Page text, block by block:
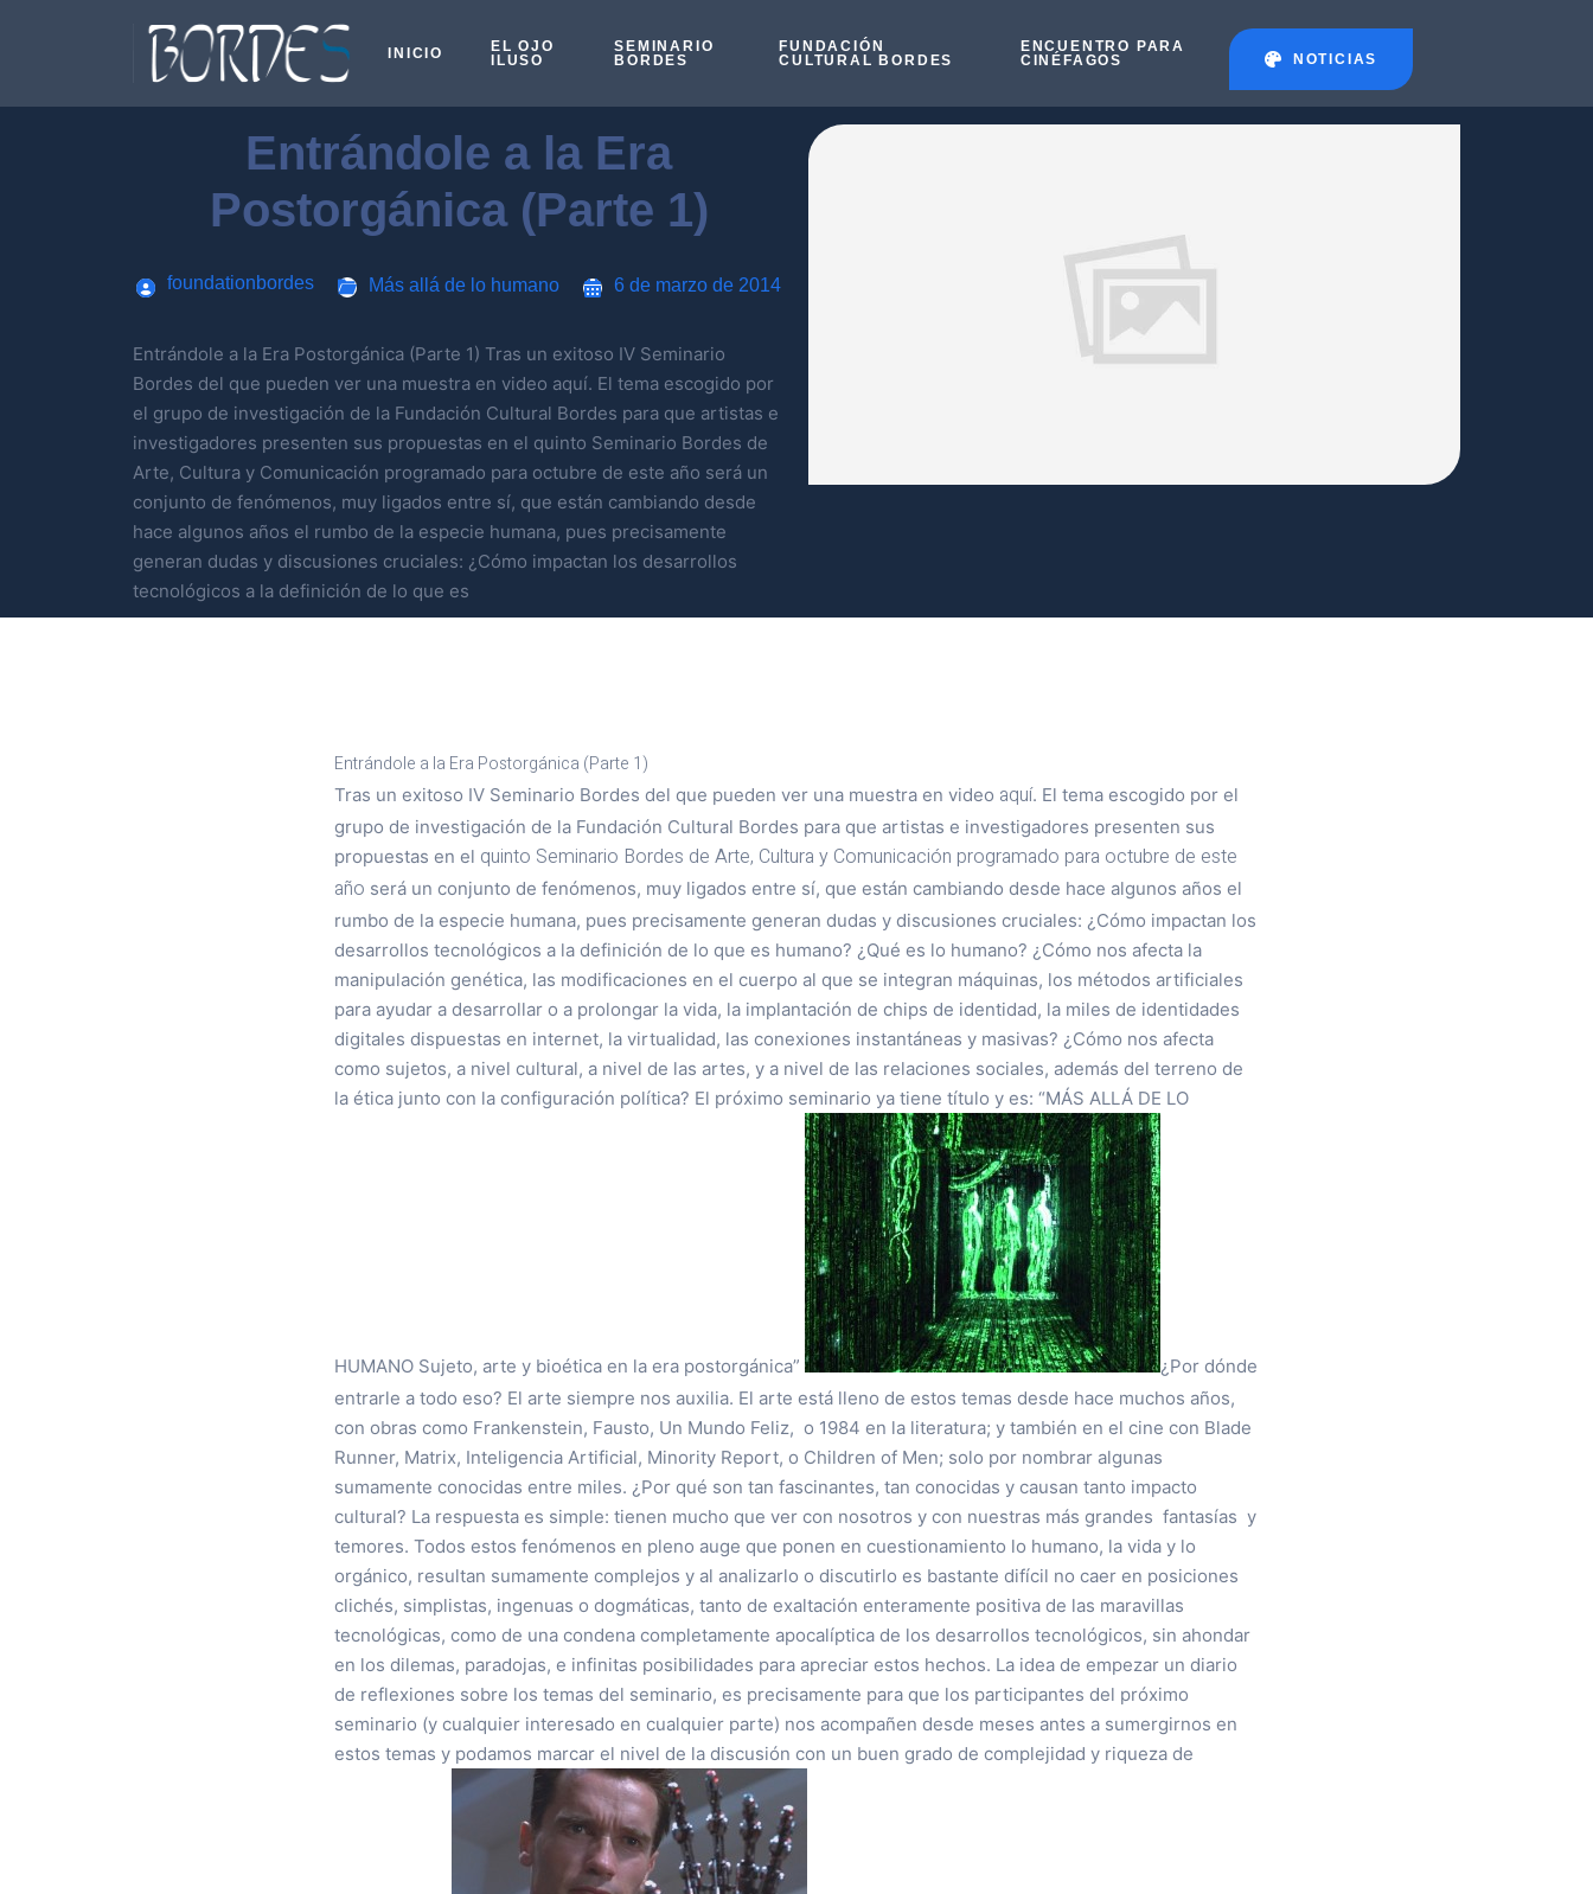
INICIO
EL OJO
ILUSO
SEMINARIO
BORDES
FUNDACIÓN
CULTURAL BORDES
ENCUENTRO PARA
CINÉFAGOS
NOTICIAS
Entrándole a la Era
Postorgánica (Parte 1)
foundationbordes Más allá de lo humano 6 de marzo de 2014
Entrándole a la Era Postorgánica (Parte 1) Tras un exitoso IV Seminario
Bordes del que pueden ver una muestra en video aquí. El tema escogido por
el grupo de investigación de la Fundación Cultural Bordes para que artistas e
investigadores presenten sus propuestas en el quinto Seminario Bordes de
Arte, Cultura y Comunicación programado para octubre de este año será un
conjunto de fenómenos, muy ligados entre sí, que están cambiando desde
hace algunos años el rumbo de la especie humana, pues precisamente
generan dudas y discusiones cruciales: ¿Cómo impactan los desarrollos
tecnológicos a la definición de lo que es
Entrándole a la Era Postorgánica (Parte 1)
Tras un exitoso IV Seminario Bordes del que pueden ver una muestra en video aquí. El tema escogido por el
grupo de investigación de la Fundación Cultural Bordes para que artistas e investigadores presenten sus
propuestas en el quinto Seminario Bordes de Arte, Cultura y Comunicación programado para octubre de este
año será un conjunto de fenómenos, muy ligados entre sí, que están cambiando desde hace algunos años el
rumbo de la especie humana, pues precisamente generan dudas y discusiones cruciales: ¿Cómo impactan los
desarrollos tecnológicos a la definición de lo que es humano? ¿Qué es lo humano? ¿Cómo nos afecta la
manipulación genética, las modificaciones en el cuerpo al que se integran máquinas, los métodos artificiales
para ayudar a desarrollar o a prolongar la vida, la implantación de chips de identidad, la miles de identidades
digitales dispuestas en internet, la virtualidad, las conexiones instantáneas y masivas? ¿Cómo nos afecta
como sujetos, a nivel cultural, a nivel de las artes, y a nivel de las relaciones sociales, además del terreno de
la ética junto con la configuración política? El próximo seminario ya tiene título y es: “MÁS ALLÁ DE LO
HUMANO Sujeto, arte y bioética en la era postorgánica”
¿Por dónde
entrarle a todo eso? El arte siempre nos auxilia. El arte está lleno de estos temas desde hace muchos años,
con obras como Frankenstein, Fausto, Un Mundo Feliz, o 1984 en la literatura; y también en el cine con Blade
Runner, Matrix, Inteligencia Artificial, Minority Report, o Children of Men; solo por nombrar algunas
sumamente conocidas entre miles. ¿Por qué son tan fascinantes, tan conocidas y causan tanto impacto
cultural? La respuesta es simple: tienen mucho que ver con nosotros y con nuestras más grandes fantasías y
temores. Todos estos fenómenos en pleno auge que ponen en cuestionamiento lo humano, la vida y lo
orgánico, resultan sumamente complejos y al analizarlo o discutirlo es bastante difícil no caer en posiciones
clichés, simplistas, ingenuas o dogmáticas, tanto de exaltación enteramente positiva de las maravillas
tecnológicas, como de una condena completamente apocalíptica de los desarrollos tecnológicos, sin ahondar
en los dilemas, paradojas, e infinitas posibilidades para apreciar estos hechos. La idea de empezar un diario
de reflexiones sobre los temas del seminario, es precisamente para que los participantes del próximo
seminario (y cualquier interesado en cualquier parte) nos acompañen desde meses antes a sumergirnos en
estos temas y podamos marcar el nivel de la discusión con un buen grado de complejidad y riqueza de